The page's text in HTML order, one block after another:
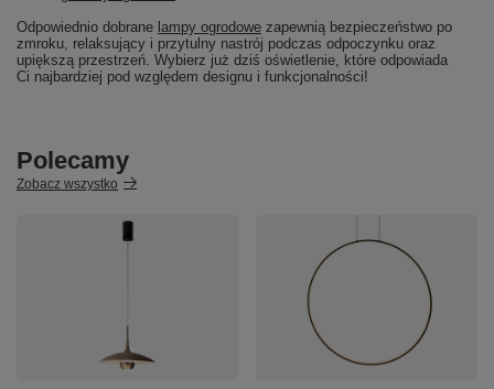
Odpowiednio dobrane lampy ogrodowe zapewnią bezpieczeństwo po
zmroku, relaksujący i przytulny nastrój podczas odpoczynku oraz
upiększą przestrzeń. Wybierz już dziś oświetlenie, które odpowiada
Ci najbardziej pod względem designu i funkcjonalności!
Polecamy
Zobacz wszystko